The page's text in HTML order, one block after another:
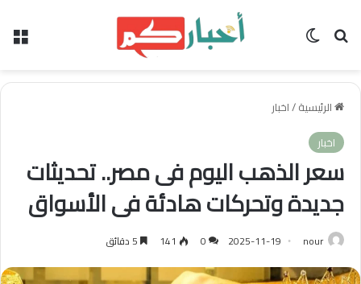
بحث عن الوضع المظلم
الرئيسية/اخبار
اخبار
سعر الذهب اليوم فى مصر.. تحديثات
جديدة وتحركات هادئة فى الأسواق
nour
2025-11-19
0
141